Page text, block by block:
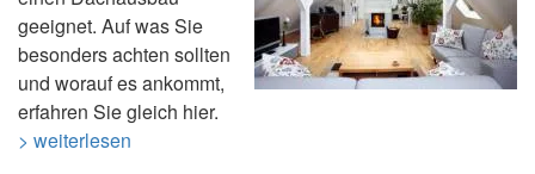
geeignet. Auf was Sie
besonders achten sollten
und worauf es ankommt,
erfahren Sie gleich hier.
> weiterlesen